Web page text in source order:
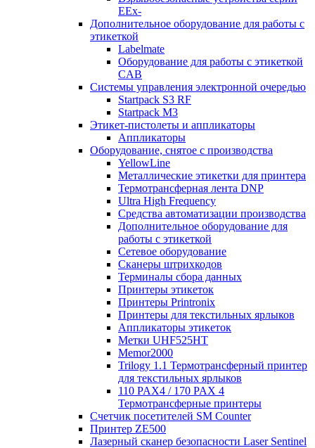
EEx-
Дополнительное оборудование для работы с
этикеткой
Labelmate
Оборудование для работы с этикеткой
CAB
Системы управления электронной очередью
Startpack S3 RF
Startpack M3
Этикет-пистолеты и аппликаторы
Аппликаторы
Оборудование, снятое с производства
YellowLine
Металлические этикетки для принтера
Термотрансферная лента DNP
Ultra High Frequency
Средства автоматизации производства
Дополнительное оборудование для
работы с этикеткой
Сетевое оборудование
Сканеры штрихкодов
Терминалы сбора данных
Принтеры этикеток
Принтеры Printronix
Принтеры для текстильных ярлыков
Аппликаторы этикеток
Метки UHF525HT
Memor2000
Trilogy 1.1 Термотрансферный принтер
для текстильных ярлыков
110 PAX4 / 170 PAX 4
Термотрансферные принтеры
Счетчик посетителей SM Counter
Принтер ZE500
Лазерный сканер безопасности Laser Sentinel